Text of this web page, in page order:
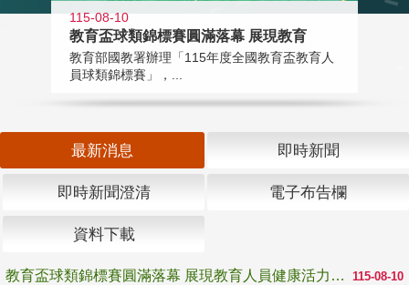
115-08-10
教育盃球類錦標賽圓滿落幕 展現教育
教育部國教署辦理「115年度全國教育盃教育人
員球類錦標賽」，...
最新消息 即時新聞
即時新聞澄清 電子布告欄
資料下載
115-08-10
教育盃球類錦標賽圓滿落幕 展現教育人員健康活力與團隊精神